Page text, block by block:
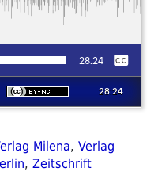
Milena, Verlag
, Zeitschrift